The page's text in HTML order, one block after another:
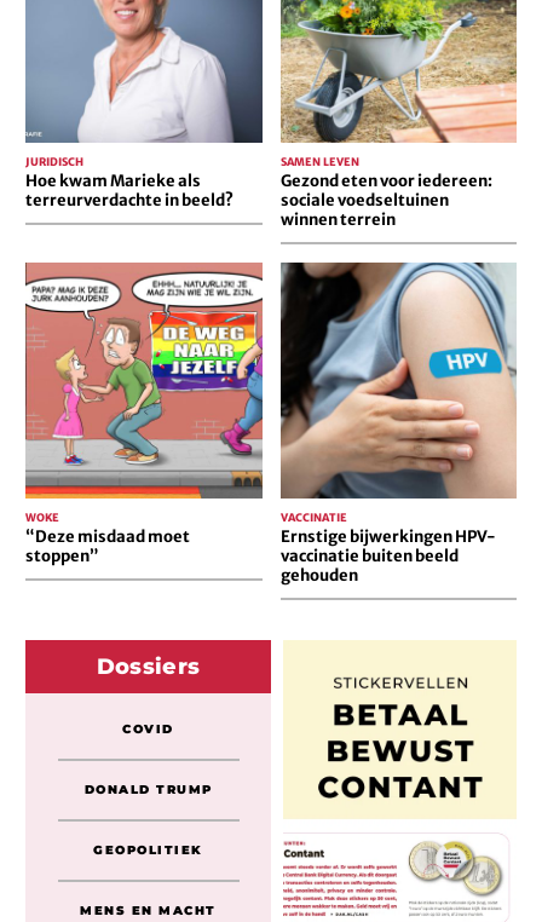
terreurverdachte
Hoe kwam Marieke als
terreurverdachte in beeld?
JURIDISCH
sociale
voedseltuinen
winnen
terrein
Gezond eten voor iedereen:
sociale voedseltuinen
winnen terrein
SAMEN LEVEN
“Deze
misdaad
stoppen”
“Deze misdaad moet
stoppen”
WOKE
Ernstige
bijwerkingen
HPV-
vaccinatie
buiten
beeld
gehouden
Ernstige bijwerkingen HPV-
vaccinatie buiten beeld
gehouden
VACCINATIE
Dossiers
COVID
DONALD TRUMP
GEOPOLITIEK
MENS EN MACHT